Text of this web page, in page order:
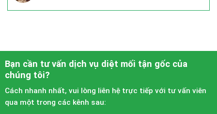
Bạn cần tư vấn dịch vụ diệt mối tận gốc của
chúng tôi?
Cách nhanh nhất, vui lòng liên hệ trực tiếp với tư vấn viên
qua một trong các kênh sau: